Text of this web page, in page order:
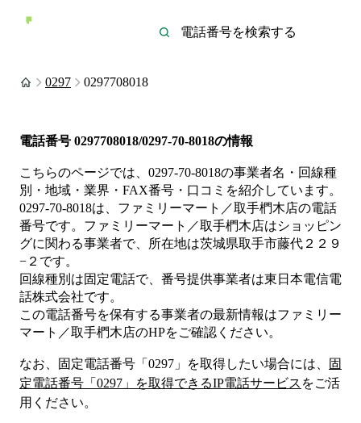
0297 0297708018
電話番号 0297708018/0297-70-8018の情報
こちらのページでは、 0297-70-8018の事業者名・回線種
別・地域・業界・FAX番号・口コミを紹介しています。
0297-70-8018は、 ファミリーマート／取手椚木店の電話
番号です。 ファミリーマート／取手椚木店はショッピン
グに関わる事業者で、所在地は茨城県取手市藤代２２９
−２ です。
回線種別は固定電話で、番号提供事業者は東日本電信電
話株式会社です。
この電話番号を保有する事業者の最新情報はファミリー
マート／取手椚木店のHPをご確認ください。
なお、固定電話番号「 0297 」を取得したい場合には、
固
定電話番号「 0297 」を取得できるIP電話サービス をご活
用ください。